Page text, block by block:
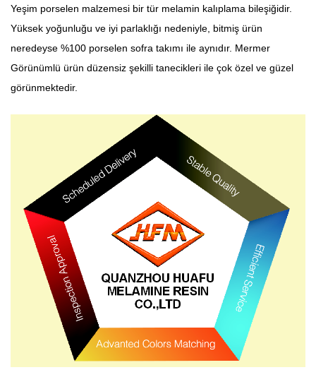
Yeşim porselen malzemesi bir tür melamin kalıplama bileşiğidir.
Yüksek yoğunluğu ve iyi parlaklığı nedeniyle, bitmiş ürün
neredeyse %100 porselen sofra takımı ile aynıdır. Mermer
Görünümlü ürün düzensiz şekilli tanecikleri ile çok özel ve güzel
görünmektedir.